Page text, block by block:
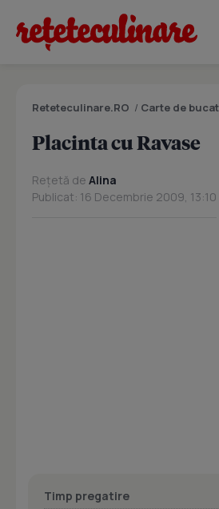
Reteteculinare.RO / Carte de
Placinta cu Ravase
Rețetă de Alina
Publicat: 16 Decembrie 2009, 13:10
Timp pregatire